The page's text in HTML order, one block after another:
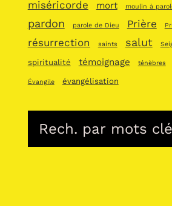
miséricorde mort moulin à
pardon parole de Dieu Prière
résurrection saints salut
spiritualité témoignage ténèbres
Évangile évangélisation